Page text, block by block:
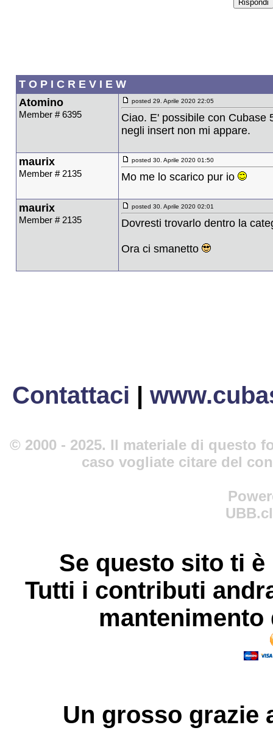
T O P I C R E V I E W
Atomino
Member # 6395
posted 29. Aprile 2020 22:05
Ciao. E' possibile con Cubase
negli insert non mi appare.
maurix
Member # 2135
posted 30. Aprile 2020 01:50
Mo me lo scarico pur io
maurix
Member # 2135
posted 30. Aprile 2020 02:01
Dovresti trovarlo dentro la
Ora ci smanetto
Contattaci |
© 2000 - 2025. Il materiale di questo
caso vogliate citare del
Se questo sito ti
Tutti i contributi
Un grosso grazie